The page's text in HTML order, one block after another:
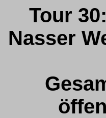
Tour
Nasser